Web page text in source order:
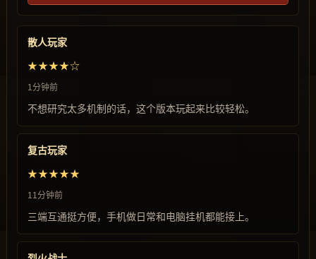
散人玩家
★★★★☆
1分钟前
不想研究太多机制的话，这个版本玩起来比较轻松。
复古玩家
★★★★★
11分钟前
三端互通挺方便，手机做日常和电脑挂机都能接上。